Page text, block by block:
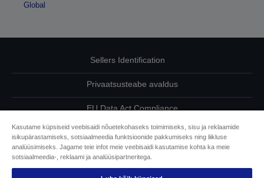
Global
Sellers Identification
Privaatsusteabe avaldus
EU Data Act Compliance
Võtke meiega oma andmete osas ühendust
Cookie Information
Kasutame küpsiseid veebisaidi nõuetekohaseks toimimiseks, sisu ja reklaamide
isikupärastamiseks, sotsiaalmeedia funktsioonide pakkumiseks ning liikluse
analüüsimiseks. Jagame teie infot meie veebisaidi kasutamise kohta ka meie
sotsiaalmeedia-, reklaami ja analüüsipartneritega.